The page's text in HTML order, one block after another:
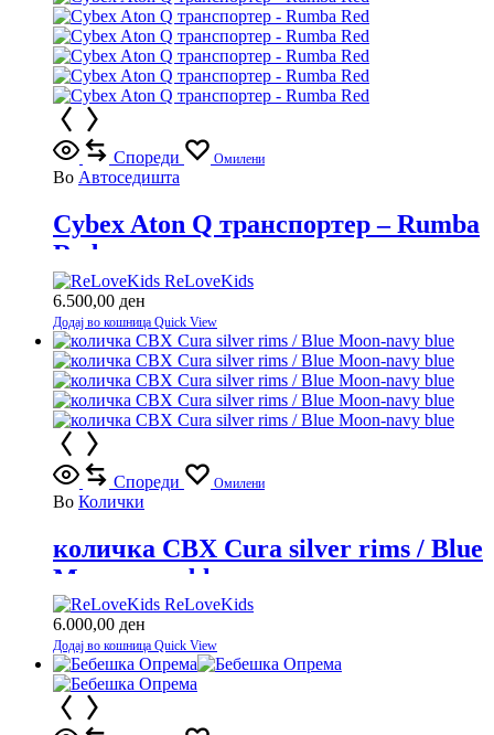
Спореди Омилени
Во Автоседишта
Cybex Aton Q транспортер – Rumba
Red
ReLoveKids
6.500,00 ден
Додај во кошница Quick View
Спореди Омилени
Во Колички
количка CBX Cura silver rims / Blue
Moon-navy blue
ReLoveKids
6.000,00 ден
Додај во кошница Quick View